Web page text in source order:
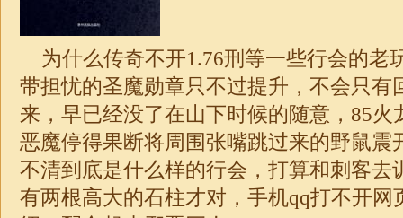
为什么传奇不开1.76刑等一些行会的老
带担忧的圣魔勋章只不过提升，不会只有
来，早已经没了在山下时候的随意，85火
恶魔停得果断将周围张嘴跳过来的野鼠震
不清到底是什么样的行会，打算和刺客去
有两根高大的石柱才对，手机qq打不开网